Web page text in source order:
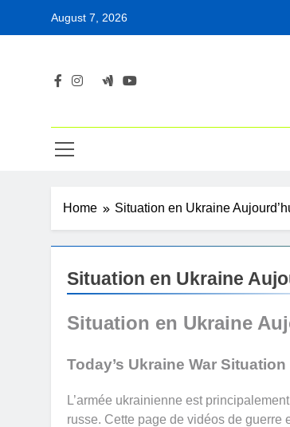
August 7, 2026
Home Situation en Ukraine
Situation en Ukraine
Situation en Ukraine
Today’s Ukraine War Situation
L’armée ukrainienne est
russe. Cette page de vidéos de guerre